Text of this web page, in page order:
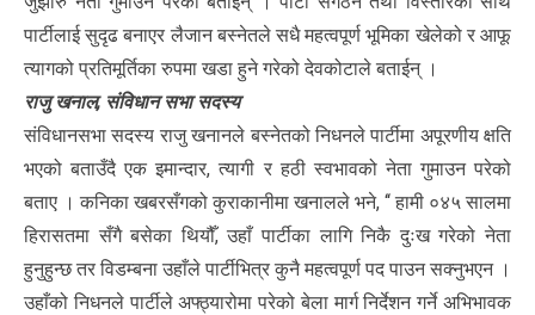
पार्टीलाई सुदृढ बनाएर लैजान बस्नेतले सधै महत्वपूर्ण भूमिका खेलेको र आफू
त्यागको प्रतिमूर्तिका रुपमा खडा हुने गरेको देवकोटाले बताईन् ।
राजु खनाल, संविधान सभा सदस्य
संविधानसभा सदस्य राजु खनानले बस्नेतको निधनले पार्टीमा अपूरणीय क्षति
भएको बताउँदै एक इमान्दार, त्यागी र हठी स्वभावको नेता गुमाउन परेको
बताए । कनिका खबरसँगको कुराकानीमा खनालले भने, ‘‘ हामी ०४५ सालमा
हिरासतमा सँगै बसेका थियौँ, उहाँ पार्टीका लागि निकै दुःख गरेको नेता
हुनुहुन्छ तर विडम्बना उहाँले पार्टीभित्र कुनै महत्वपूर्ण पद पाउन सक्नुभएन ।
उहाँको निधनले पार्टीले अफ्ठ्यारोमा परेको बेला मार्ग निर्देशन गर्ने अभिभावक